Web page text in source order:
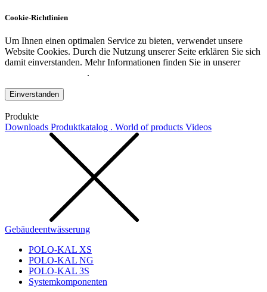
Cookie-Richtlinien
Um Ihnen einen optimalen Service zu bieten, verwendet unsere
Website Cookies. Durch die Nutzung unserer Seite erklären Sie sich
damit einverstanden. Mehr Informationen finden Sie in unserer
.
Einverstanden
Produkte
Downloads Produktkatalog . World of products Videos
Gebäudeentwässerung
POLO-KAL XS
POLO-KAL NG
POLO-KAL 3S
Systemkomponenten